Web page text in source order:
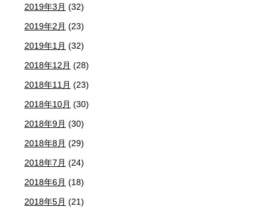
2019年3月 (32)
2019年2月 (23)
2019年1月 (32)
2018年12月 (28)
2018年11月 (23)
2018年10月 (30)
2018年9月 (30)
2018年8月 (29)
2018年7月 (24)
2018年6月 (18)
2018年5月 (21)